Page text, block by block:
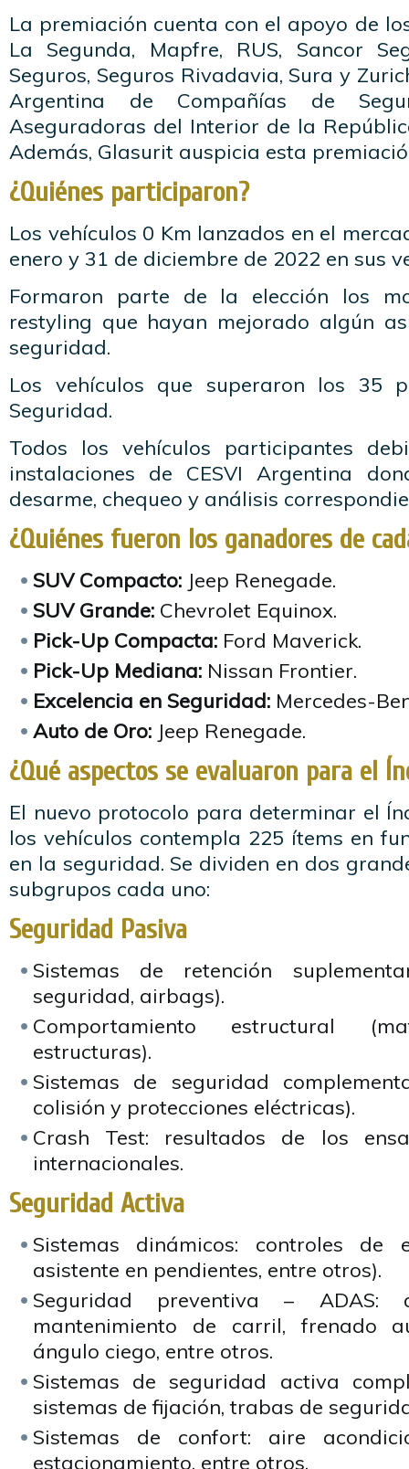
La premiación cuenta con el apoyo de
La Segunda, Mapfre, RUS, Sancor
Seguros, Seguros Rivadavia, Sura y
Argentina de Compañías de
Aseguradoras del Interior de la
Además, Glasurit auspicia esta
¿Quiénes participaron?
Los vehículos 0 Km lanzados en el
enero y 31 de diciembre de 2022 en sus
Formaron parte de la elección los
restyling que hayan mejorado algún
seguridad.
Los vehículos que superaron los 35
Seguridad.
Todos los vehículos participantes
instalaciones de CESVI Argentina
desarme, chequeo y análisis
¿Quiénes fueron los ganadores de
SUV Compacto: Jeep Renegade.
SUV Grande: Chevrolet Equinox.
Pick-Up Compacta: Ford Maverick.
Pick-Up Mediana: Nissan Frontier.
Excelencia en Seguridad: Mercedes-
Auto de Oro: Jeep Renegade.
¿Qué aspectos se evaluaron para el
El nuevo protocolo para determinar el
los vehículos contempla 225 ítems en
en la seguridad. Se dividen en dos
subgrupos cada uno:
Seguridad Pasiva
Sistemas de retención
seguridad, airbags).
Comportamiento estructural
estructuras).
Sistemas de seguridad
colisión y protecciones eléctricas).
Crash Test: resultados de los
internacionales.
Seguridad Activa
Sistemas dinámicos: controles de
asistente en pendientes, entre otros).
Seguridad preventiva – ADAS:
mantenimiento de carril, frenado
ángulo ciego, entre otros.
Sistemas de seguridad activa
sistemas de fijación, trabas de
Sistemas de confort: aire
estacionamiento, entre otros.